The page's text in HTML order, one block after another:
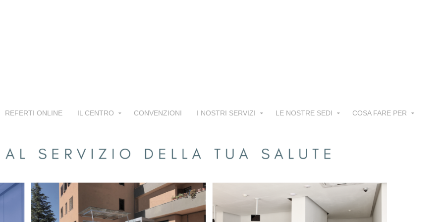
REFERTI ONLINE IL CENTRO CONVENZIONI I NOSTRI SERVIZI LE NOSTRE SEDI COSA FARE PER